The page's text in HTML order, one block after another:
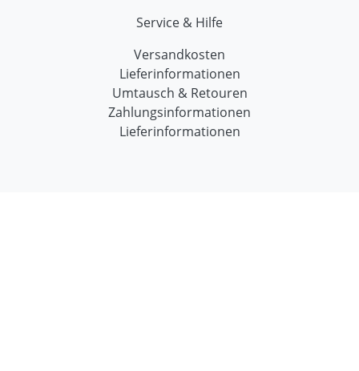
Service & Hilfe
Versandkosten
Lieferinformationen
Umtausch & Retouren
Zahlungsinformationen
Lieferinformationen